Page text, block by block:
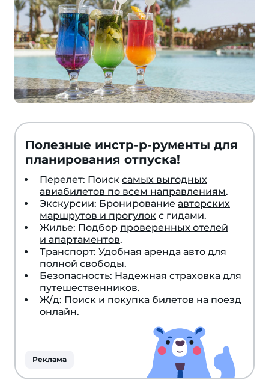
Полезные инстр-р-рументы для
планирования отпуска!
Перелет: Поиск самых выгодных
авиабилетов по всем направлениям.
Экскурсии: Бронирование авторских
маршрутов и прогулок с гидами.
Жилье: Подбор проверенных отелей
и апартаментов.
Транспорт: Удобная аренда авто для
полной свободы.
Безопасность: Надежная страховка для
путешественников.
Ж/д: Поиск и покупка билетов на поезд
онлайн.
Реклама